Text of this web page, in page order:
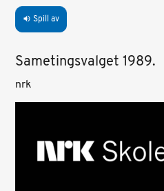
volume_up Spill av
Sametingsvalget 1989.
E
nrk